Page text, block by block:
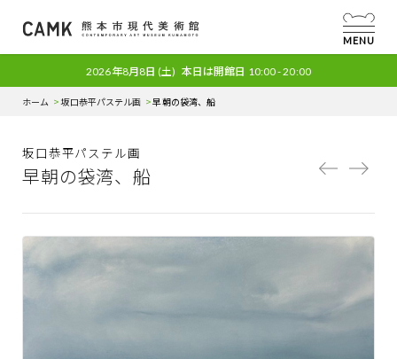
MENU
2026年8月8日 (土) 本日は開館日 10:00 - 20:00
ホーム 坂口恭平パステル画 早朝の袋湾、船
坂口恭平パステル画
早朝の袋湾、船